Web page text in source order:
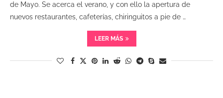
de Mayo. Se acerca el verano, y con ello la apertura de
nuevos restaurantes, cafeterías, chiringuitos a pie de …
LEER MÁS